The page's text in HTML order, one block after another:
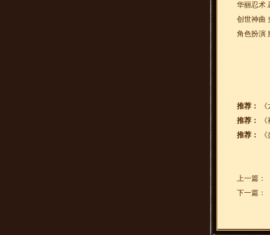
华丽忍术
创世神曲
角色扮演
推荐：
推荐：
推荐：
上一篇：
下一篇：